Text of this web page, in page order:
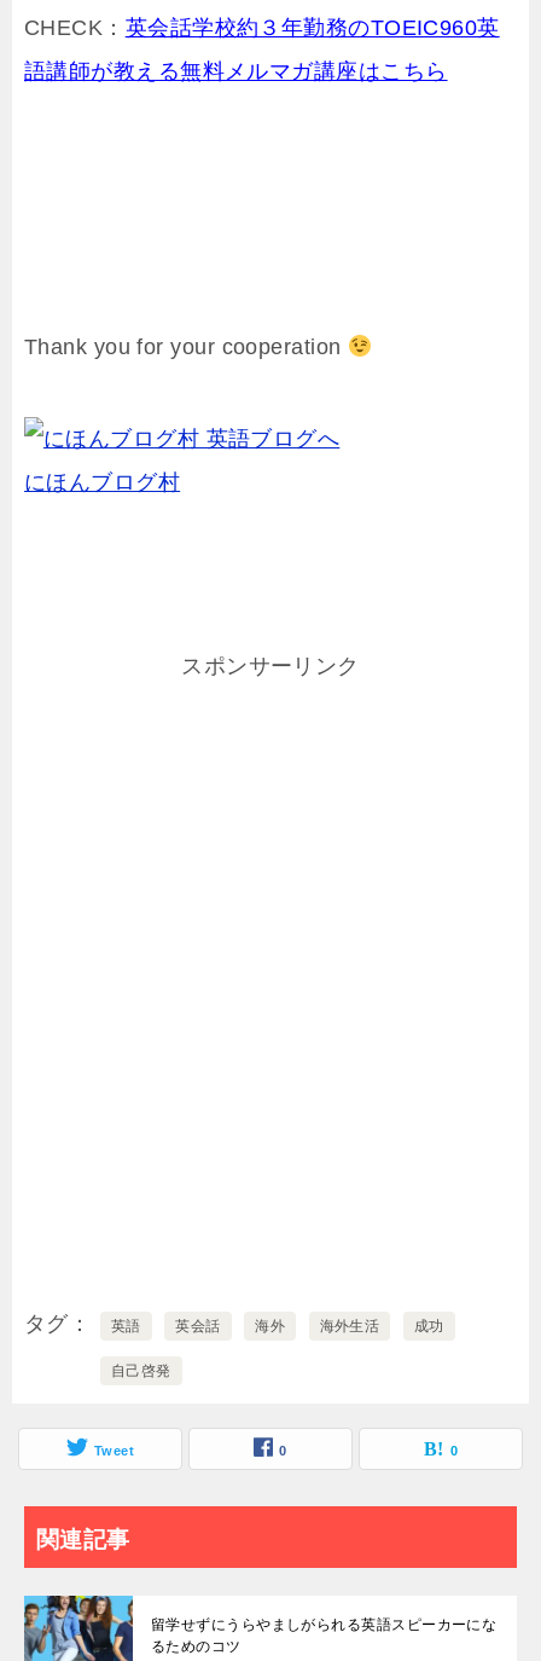
CHECK： 英会話学校約３年勤務のTOEIC960英
語講師が教える無料メルマガ講座はこちら
Thank you for your cooperation
にほんブログ村
スポンサーリンク
タグ 英語 英会話 海外 海外生活 成功
自己啓発
Tweet 0 0
関連記事
留学せずにうらやましがられる英語スピーカーにな
るためのコツ